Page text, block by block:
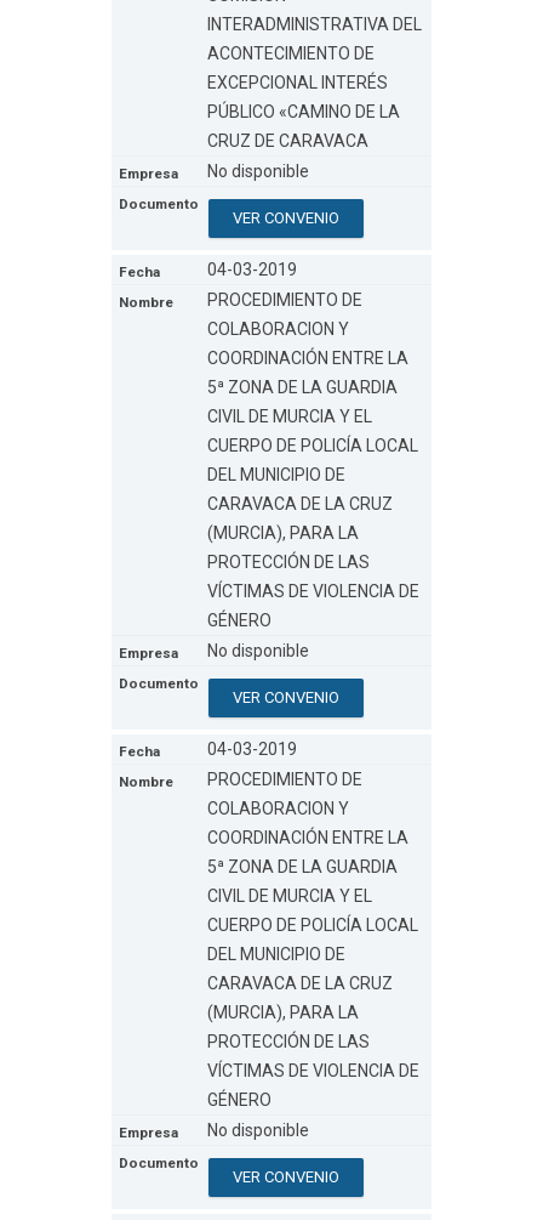
INTERADMINISTRATIVA DEL
ACONTECIMIENTO DE
EXCEPCIONAL INTERÉS
PÚBLICO «CAMINO DE LA
CRUZ DE CARAVACA
No disponible
VER CONVENIO
04-03-2019
PROCEDIMIENTO DE
COLABORACION Y
COORDINACIÓN ENTRE LA
5ª ZONA DE LA GUARDIA
CIVIL DE MURCIA Y EL
CUERPO DE POLICÍA LOCAL
DEL MUNICIPIO DE
CARAVACA DE LA CRUZ
(MURCIA), PARA LA
PROTECCIÓN DE LAS
VÍCTIMAS DE VIOLENCIA DE
GÉNERO
No disponible
VER CONVENIO
04-03-2019
PROCEDIMIENTO DE
COLABORACION Y
COORDINACIÓN ENTRE LA
5ª ZONA DE LA GUARDIA
CIVIL DE MURCIA Y EL
CUERPO DE POLICÍA LOCAL
DEL MUNICIPIO DE
CARAVACA DE LA CRUZ
(MURCIA), PARA LA
PROTECCIÓN DE LAS
VÍCTIMAS DE VIOLENCIA DE
GÉNERO
No disponible
VER CONVENIO